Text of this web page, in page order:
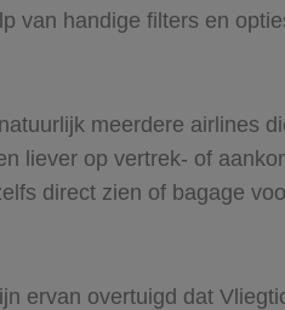
van handige filters en
meerdere airlines
liever op vertrek- of
direct zien of bagage
ervan overtuigd dat